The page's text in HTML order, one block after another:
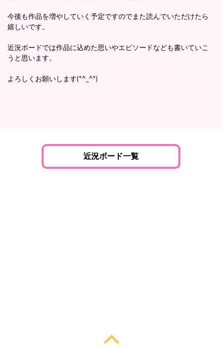
今後も作品を増やしていく予定ですのでまた読んでいただけたら
嬉しいです。
近況ボードでは作品に込めた思いやエピソードなども書いていこ
うと思います。
よろしくお願いします(*^_^*)
近況ボード一覧